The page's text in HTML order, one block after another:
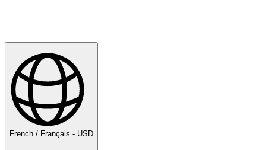
Explorer
French / Français - USD